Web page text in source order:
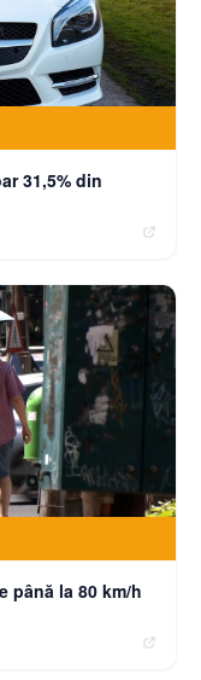
31,5% din
până la 80 km/h